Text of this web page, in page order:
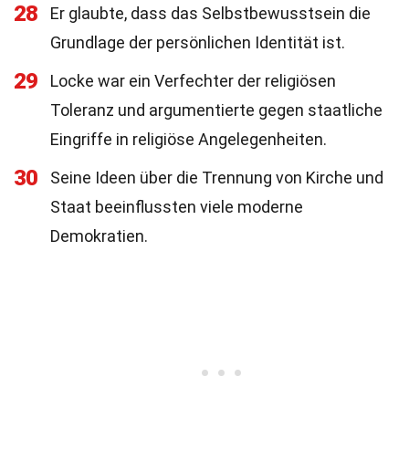
28
Er glaubte, dass das Selbstbewusstsein die
Grundlage der persönlichen Identität ist.
29
Locke war ein Verfechter der religiösen
Toleranz und argumentierte gegen staatliche
Eingriffe in religiöse Angelegenheiten.
30
Seine Ideen über die Trennung von Kirche und
Staat beeinflussten viele moderne
Demokratien.